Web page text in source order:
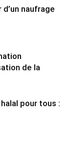
naufrage
de la
pour tous :